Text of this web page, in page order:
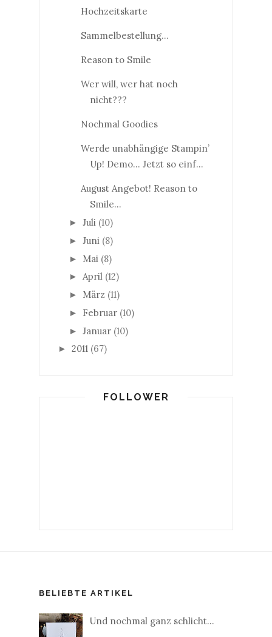
Hochzeitskarte
Sammelbestellung...
Reason to Smile
Wer will, wer hat noch
nicht???
Nochmal Goodies
Werde unabhängige Stampin’
Up! Demo… Jetzt so einf...
August Angebot! Reason to
Smile...
► Juli (10)
► Juni (8)
► Mai (8)
► April (12)
► März (11)
► Februar (10)
► Januar (10)
► 2011 (67)
FOLLOWER
BELIEBTE ARTIKEL
Und nochmal ganz schlicht...